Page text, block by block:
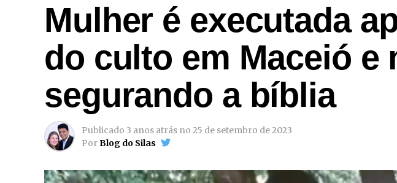
Mulher é executada
do culto em Maceió e
segurando a bíblia
Publicado 3 anos atrás no 25 de setembro de 2023
PorBlog do Silas